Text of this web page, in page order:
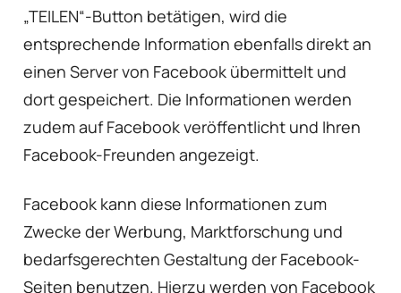
„TEILEN“-Button betätigen, wird die
entsprechende Information ebenfalls direkt an
einen Server von Facebook übermittelt und
dort gespeichert. Die Informationen werden
zudem auf Facebook veröffentlicht und Ihren
Facebook-Freunden angezeigt.
Facebook kann diese Informationen zum
Zwecke der Werbung, Marktforschung und
bedarfsgerechten Gestaltung der Facebook-
Seiten benutzen. Hierzu werden von Facebook